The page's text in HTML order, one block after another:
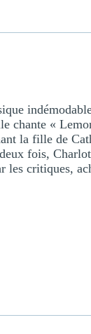
chante «
la fille de
fois,
les critiques,